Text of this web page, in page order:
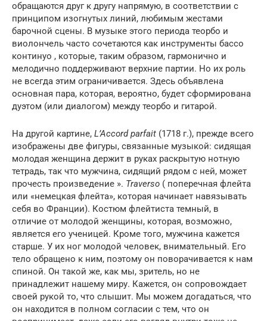
обращаются друг к другу напрямую, в соответствии с
принципом изогнутых линий, любимым жестами
барочной сцены. В музыке этого периода теорбо и
виолончель часто сочетаются как инструменты бассо
континуо , которые, таким образом, гармонично и
мелодично поддерживают верхние партии. Но их роль
не всегда этим ограничивается. Здесь объявлена ​​
основная пара, которая, вероятно, будет сформирована
дуэтом (или диалогом) между теорбо и гитарой.
На другой картине, L’Accord parfait (1718 г.), прежде всего
изображены две фигуры, связанные музыкой: сидящая
молодая женщина держит в руках раскрытую нотную
тетрадь, так что мужчина, сидящий рядом с ней, может
прочесть произведение ». Traverso ( поперечная флейта
или «немецкая флейта», которая начинает навязывать
себя во Франции). Костюм флейтиста темный, в
отличие от молодой женщины, которая, возможно,
является его ученицей. Кроме того, мужчина кажется
старше. У их ног молодой человек, внимательный. Его
тело обращено к ним, поэтому он поворачивается к нам
спиной. Он такой же, как мы, зритель, но не
принадлежит нашему миру. Кажется, он сопровождает
своей рукой то, что слышит. Мы можем догадаться, что
он находится в полном согласии с тем, что он